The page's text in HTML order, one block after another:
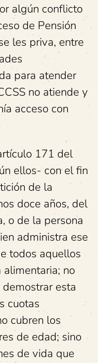
algún conflicto
de Pensión
les priva, entre
para atender
no atiende y
acceso con
171 del
ellos- con el fin
de la
doce años, del
o de la persona
administra ese
todos aquellos
no
esta
cuotas
cubren los
de edad; sino
de vida que